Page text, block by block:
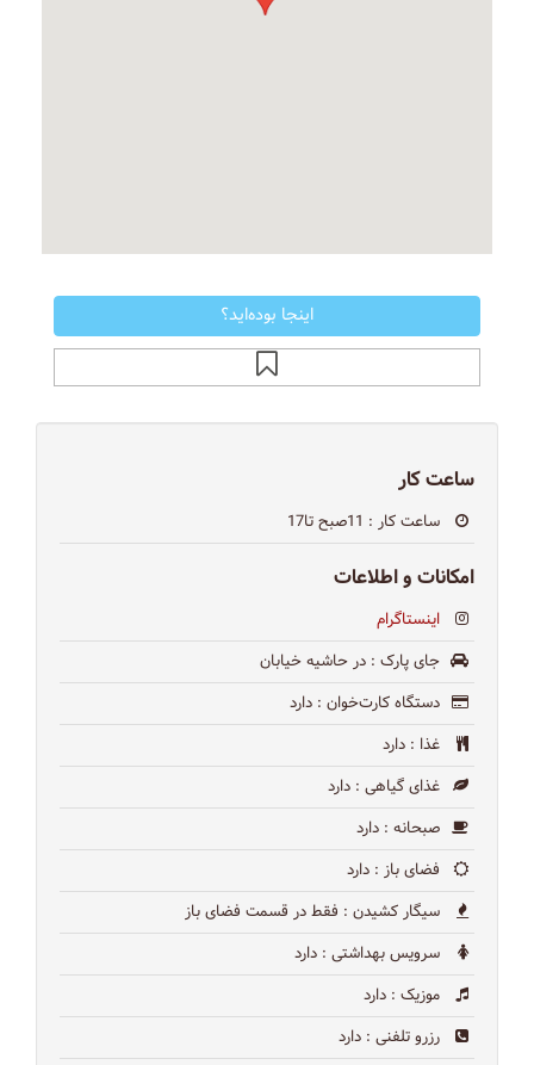
اینجا بوده‌اید؟
ساعت کار
ساعت کار : 11صبح تا17
امکانات و اطلاعات
اینستاگرام
جای پارک : در حاشیه خیابان
دستگاه کارت‌خوان : دارد
غذا : دارد
غذای گیاهی : دارد
صبحانه : دارد
فضای باز : دارد
سیگار کشیدن : فقط در قسمت فضای باز
سرویس بهداشتی : دارد
موزیک : دارد
رزرو تلفنی : دارد